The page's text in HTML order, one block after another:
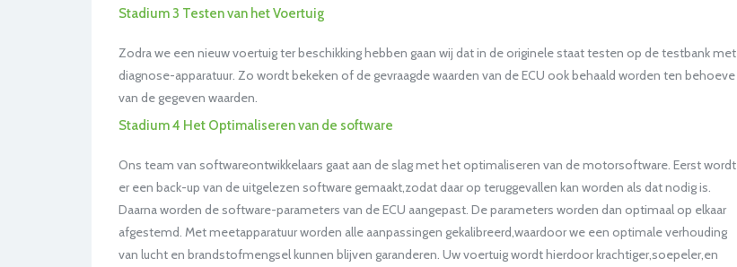
Stadium 3 Testen van het Voertuig
Zodra we een nieuw voertuig ter beschikking hebben gaan wij dat in de originele staat testen op de testbank met
diagnose-apparatuur. Zo wordt bekeken of de gevraagde waarden van de ECU ook behaald worden ten behoeve
van de gegeven waarden.
Stadium 4 Het Optimaliseren van de software
Ons team van softwareontwikkelaars gaat aan de slag met het optimaliseren van de motorsoftware. Eerst wordt
er een back-up van de uitgelezen software gemaakt,zodat daar op teruggevallen kan worden als dat nodig is.
Daarna worden de software-parameters van de ECU aangepast. De parameters worden dan optimaal op elkaar
afgestemd. Met meetapparatuur worden alle aanpassingen gekalibreerd,waardoor we een optimale verhouding
van lucht en brandstofmengsel kunnen blijven garanderen. Uw voertuig wordt hierdoor krachtiger,soepeler,en